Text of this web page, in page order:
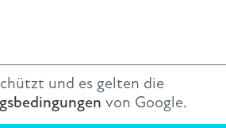
und es gelten die
von Google.